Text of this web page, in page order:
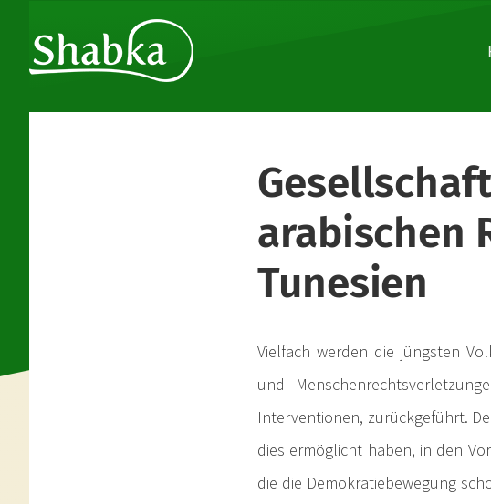
arabischen
Tunesien
Vielfach werden die jüngsten
und
Interventionen, zurückgeführt.
dies ermöglicht haben, in den
die die Demokratiebewegung